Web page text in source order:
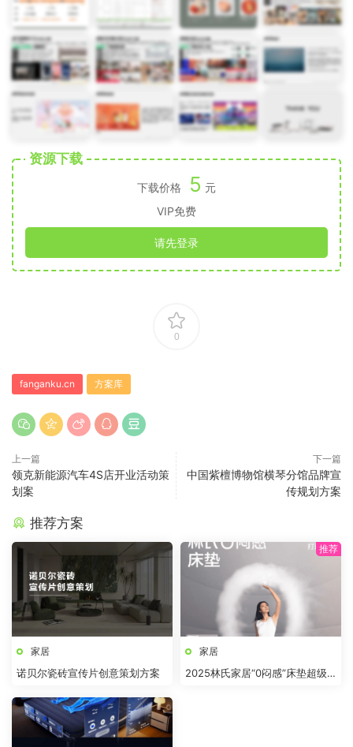
资源下载
下载价格 5 元
VIP免费
请先登录
0
fanganku.cn 方案库
上一篇
领克新能源汽车4S店开业活动策
划案
下一篇
中国紫檀博物馆横琴分馆品牌宣
传规划方案
推荐方案
家居
诺贝尔瓷砖宣传片创意策划方案
家居
2025林氏家居“0闷感”床垫超级